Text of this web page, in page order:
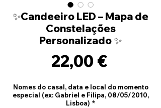
✨Candeeiro LED – Mapa de
Constelações
Personalizado ✨
22,00 €Preço
Nomes do casal, data e local do momento
especial (ex: Gabriel e Filipa, 08/05/2010,
Lisboa) *